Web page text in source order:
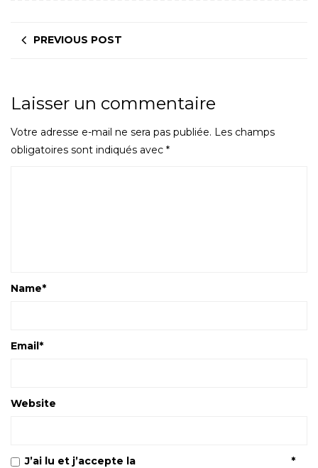
PREVIOUS POST
Laisser un commentaire
Votre adresse e-mail ne sera pas publiée. Les champs
obligatoires sont indiqués avec *
Name*
Email*
Website
J’ai lu et j’accepte la *